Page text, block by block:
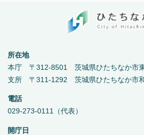
所在地
本庁 〒312-8501 茨城県ひたちなか市
支所 〒311-1292 茨城県ひたちなか市
電話
029-273-0111（代表）
開庁日